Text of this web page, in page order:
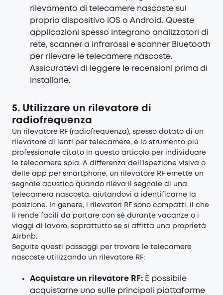
rilevamento di telecamere nascoste sul
proprio dispositivo iOS o Android. Queste
applicazioni spesso integrano analizzatori di
rete, scanner a infrarossi e scanner Bluetooth
per rilevare le telecamere nascoste.
Assicuratevi di leggere le recensioni prima di
installarle.
5. Utilizzare un rilevatore di
radiofrequenza
Un rilevatore RF (radiofrequenza), spesso dotato di un
rilevatore di lenti per telecamere, è lo strumento più
professionale citato in questo articolo per individuare
le telecamere spia. A differenza dell'ispezione visiva o
delle app per smartphone, un rilevatore RF emette un
segnale acustico quando rileva il segnale di una
telecamera nascosta, aiutandovi a identificarne la
posizione. In genere, i rilevatori RF sono compatti, il che
li rende facili da portare con sé durante vacanze o i
viaggi di lavoro, soprattutto se si affitta una proprietà
Airbnb.
Seguite questi passaggi per trovare le telecamere
nascoste utilizzando un rilevatore RF:
Acquistare un rilevatore RF: È possibile
acquistarne uno sulle principali piattaforme